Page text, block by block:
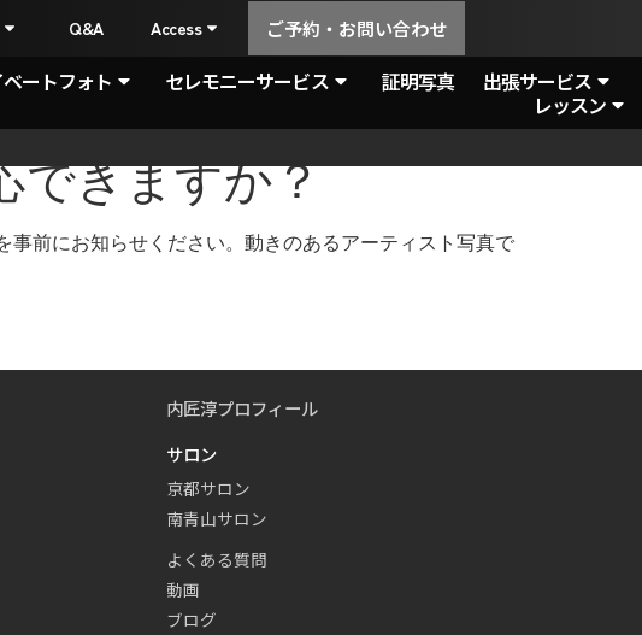
Q&A Access ご予約・お問い合わせ
ートフォト セレモニーサービス 証明写真
出張サービス
レッスン
できますか？
前にお知らせください。動きのあるアーティスト写真で
内匠淳プロフィール
サロン
京都サロン
南青山サロン
よくある質問
動画
ブログ